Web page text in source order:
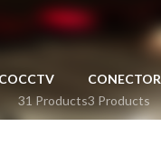
CCTV
31 Products3 Products